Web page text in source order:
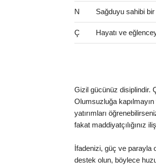
N Sağduyu sahibi
Ç Hayatı ve
Gizil gücünüz disiplindir.
Olumsuzluğa
yatırımları
fakat maddiyatçılığınız
İfadenizi, güç ve parayla
destek olun, böylece